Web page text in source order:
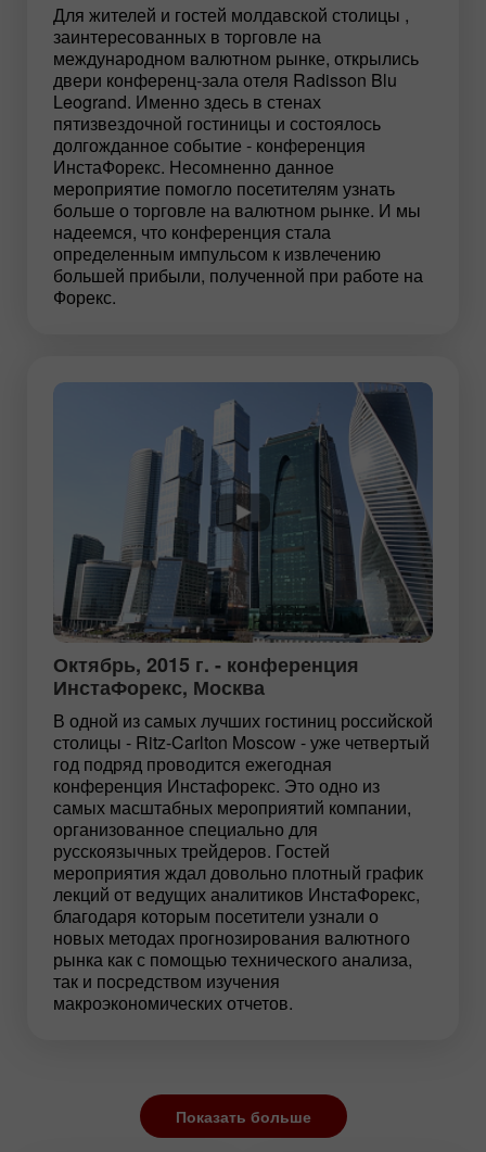
Для жителей и гостей молдавской столицы ,
заинтересованных в торговле на
международном валютном рынке, открылись
двери конференц-зала отеля Radisson Blu
Leogrand. Именно здесь в стенах
пятизвездочной гостиницы и состоялось
долгожданное событие - конференция
ИнстаФорекс. Несомненно данное
мероприятие помогло посетителям узнать
больше о торговле на валютном рынке. И мы
надеемся, что конференция стала
определенным импульсом к извлечению
большей прибыли, полученной при работе на
Форекс.
Октябрь, 2015 г. - конференция
ИнстаФорекс, Москва
В одной из самых лучших гостиниц российской
столицы - Ritz-Carlton Moscow - уже четвертый
год подряд проводится ежегодная
конференция Инстафорекс. Это одно из
самых масштабных мероприятий компании,
организованное специально для
русскоязычных трейдеров. Гостей
мероприятия ждал довольно плотный график
лекций от ведущих аналитиков ИнстаФорекс,
благодаря которым посетители узнали о
новых методах прогнозирования валютного
рынка как с помощью технического анализа,
так и посредством изучения
макроэкономических отчетов.
Показать больше